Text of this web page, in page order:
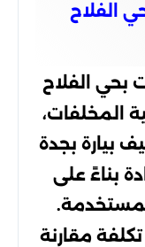
الفلاح
بحي الفلاح
المخلفات،
بيارة بجدة
بناءً على
مقارنة